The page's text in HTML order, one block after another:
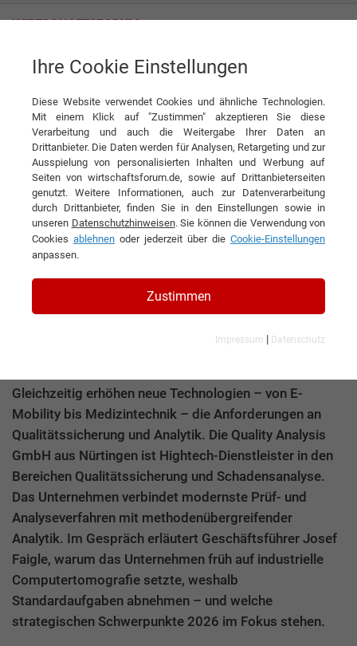
News Sichere, zuverlässige Produkte: Qualität braucht Analyse
News
DIESEN ARTIKEL EMPFEHLEN
Sichere, zuverlässige Produkte:
Qualität braucht Analyse
Interview mit Josef Faigle,
Geschäftsführer der Quality Analysis
GmbH
Gleichzeitig erhöhen neue Technologien – von E-
Mobility bis Medizintechnik – die Anforderungen an
Qualitätssicherung und Analytik. Die Quality Analysis
GmbH aus Nürtingen ist Hightech-Dienstleister in den
Bereichen Qualitätssicherung und Schadensanalyse.
Das Unternehmen verbindet modernste Prüf- und
Analyseverfahren mit methodenübergreifender
Analytik. Im Gespräch erläutert Geschäftsführer Josef
Faigle, warum das Unternehmen früh auf industrielle
Computertomografie setzte, weshalb
Standardaufgaben abnehmen – und welche
strategischen Schwerpunkte 2026 im Fokus stehen.
Ihre Cookie Einstellungen
Diese Website verwendet Cookies und ähnliche Technologien.
Mit einem Klick auf "Zustimmen" akzeptieren Sie diese
Verarbeitung und auch die Weitergabe Ihrer Daten an
Drittanbieter. Die Daten werden für Analysen, Retargeting und zur
Ausspielung von personalisierten Inhalten und Werbung auf
Seiten von wirtschaftsforum.de, sowie auf Drittanbieterseiten
genutzt. Weitere Informationen, auch zur Datenverarbeitung
durch Drittanbieter, finden Sie in den Einstellungen sowie in
unseren Datenschutzhinweisen. Sie können die Verwendung von
Cookies ablehnen oder jederzeit über die Cookie-Einstellungen
anpassen.
Zustimmen
Impressum | Datenschutz